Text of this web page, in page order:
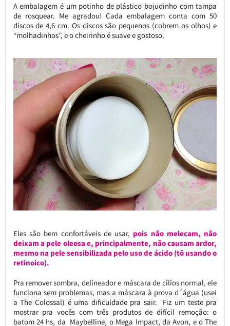
A embalagem é um potinho de plástico bojudinho com tampa
de rosquear. Me agradou! Cada embalagem conta com 50
discos de 4,6 cm. Os discos são pequenos (cobrem os olhos) e
“molhadinhos”, e o cheirinho é suave e gostoso.
Eles são bem confortáveis de usar, pois não melecam, não
deixam a pele oleosa e, principalmente, não causam ardor,
mesmo na pele sensibilizada pelo uso de ácido (tô usando o
retinoico).
Pra remover sombra, delineador e máscara de cílios normal, ele
funciona sem problemas, mas a máscara à prova d´água (usei
a The Colossal) é uma dificuldade pra sair. Fiz um teste pra
mostrar pra vocês com três produtos de difícil remoção: o
batom 24 hs, da Maybelline, o Mega Impact, da Avon, e o The